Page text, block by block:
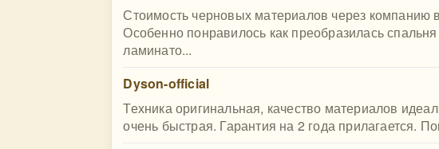
Стоимость черновых материалов через
Особенно понравилось как преобразилась
ламинато...
Dyson-official
Техника оригинальная, качество материалов
очень быстрая. Гарантия на 2 года прилагается.